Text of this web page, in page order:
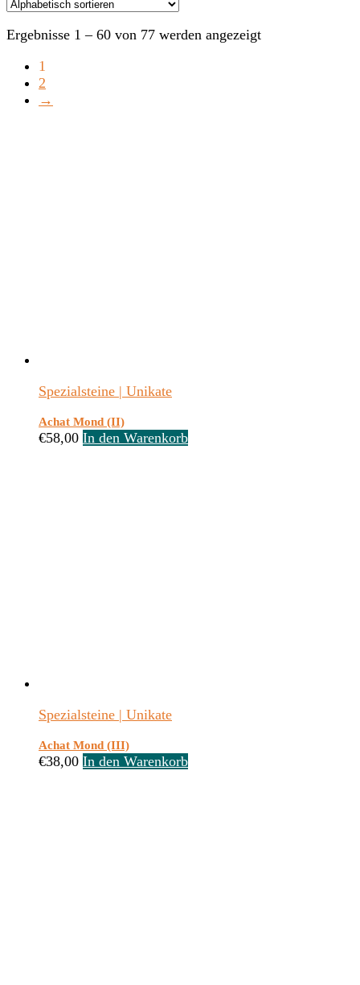
Ergebnisse 1 – 60 von 77 werden angezeigt
1
2
→
Spezialsteine | Unikate
Achat Mond (II)
€58,00 In den Warenkorb
Spezialsteine | Unikate
Achat Mond (III)
€38,00 In den Warenkorb